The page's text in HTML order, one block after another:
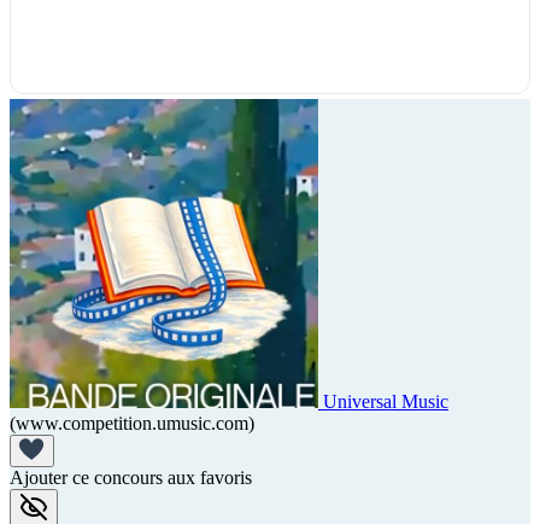
Universal Music
(www.competition.umusic.com)
Ajouter ce concours aux favoris